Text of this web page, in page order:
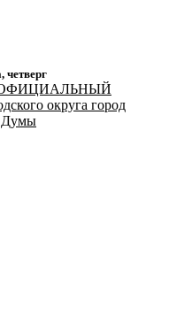
четверг
округа город
Думы